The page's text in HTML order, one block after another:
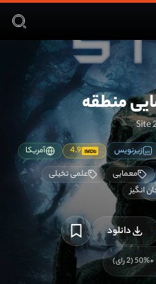
منطقه
Site
زیرنویس IMDb
4.9
آمریکا
معمایی
علمی تخیلی
انگیز
دانلود
+50
%
(
2رای)